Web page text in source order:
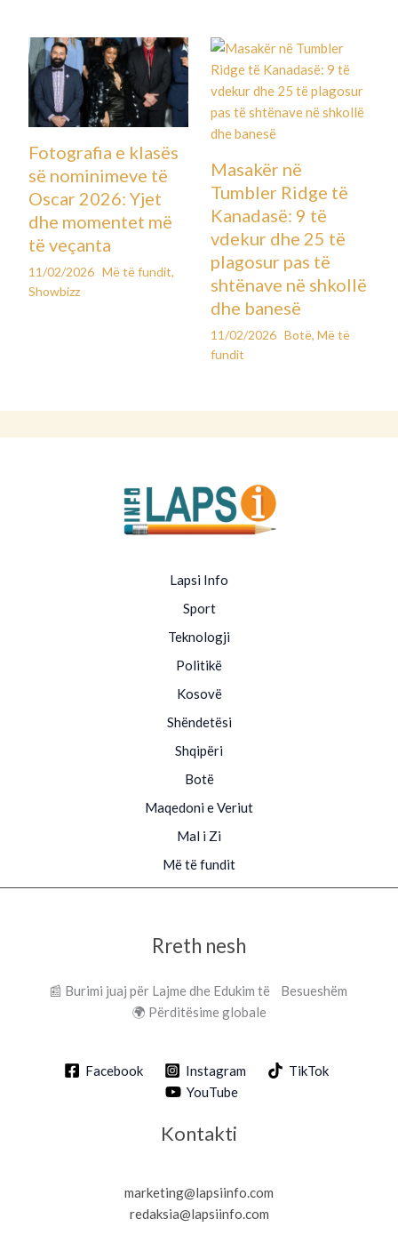
Fotografia e klasës
së nominimeve të
Oscar 2026: Yjet
dhe momentet më
të veçanta
11/02/2026 Më të fundit,
Showbizz
Masakër në
Tumbler Ridge të
Kanadasë: 9 të
vdekur dhe 25 të
plagosur pas të
shtënave në shkollë
dhe banesë
11/02/2026 Botë, Më të
fundit
Lapsi Info
Sport
Teknologji
Politikë
Kosovë
Shëndetësi
Shqipëri
Botë
Maqedoni e Veriut
Mal i Zi
Më të fundit
Rreth nesh
📰 Burimi juaj për Lajme dhe Edukim të Besueshëm
🌍 Përditësime globale
Facebook Instagram
TikTok
YouTube
Kontakti
marketing@lapsiinfo.com
redaksia@lapsiinfo.com